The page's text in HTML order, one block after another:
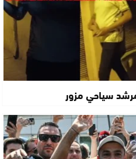
سياحي مزور